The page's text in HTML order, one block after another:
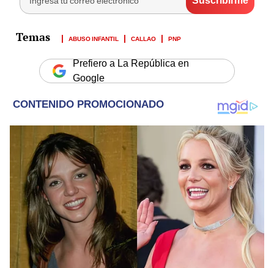
ABUSO INFANTIL CALLAO PNP
Prefiero a La República en
Google